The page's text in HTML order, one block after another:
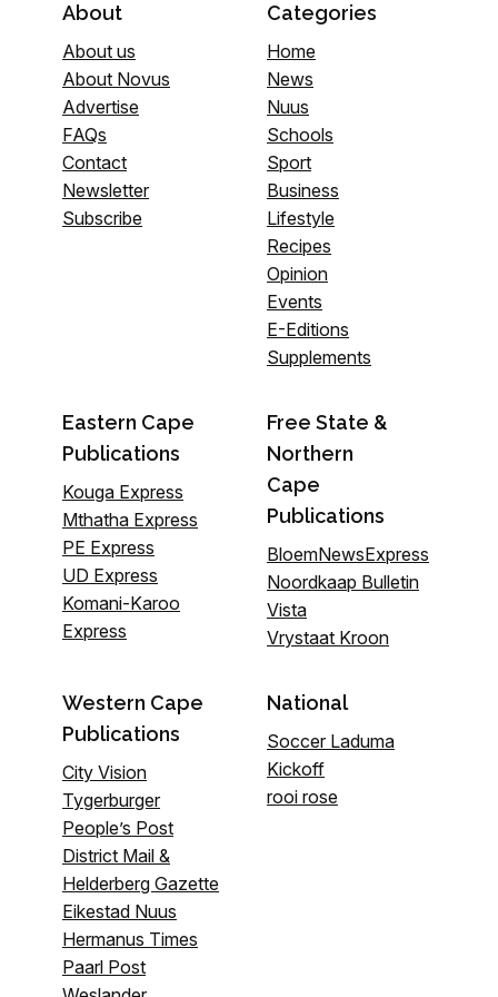
About
About us
About Novus
Advertise
FAQs
Contact
Newsletter
Subscribe
Categories
Home
News
Nuus
Schools
Sport
Business
Lifestyle
Recipes
Opinion
Events
E-Editions
Supplements
Eastern Cape
Publications
Kouga Express
Mthatha Express
PE Express
UD Express
Komani-Karoo
Express
Free State &
Northern
Cape
Publications
BloemNewsExpress
Noordkaap Bulletin
Vista
Vrystaat Kroon
Western Cape
Publications
City Vision
Tygerburger
People’s Post
District Mail &
Helderberg Gazette
Eikestad Nuus
Hermanus Times
Paarl Post
National
Soccer Laduma
Kickoff
rooi rose